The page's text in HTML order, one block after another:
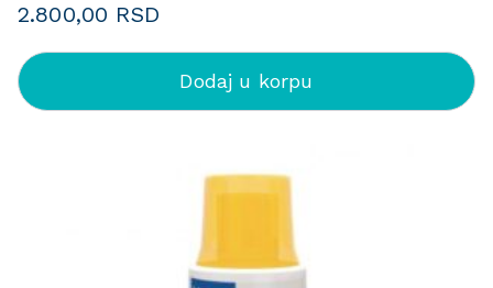
2.800,00 RSD
Dodaj u korpu